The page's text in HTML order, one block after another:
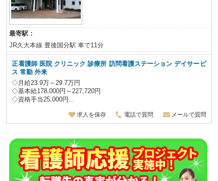
最寄駅：
JR久大本線 豊後国分駅 車で11分
正看護師 医院 クリニック 診療所 訪問看護ステーション デイサービ
ス 常勤 外来
◇月給23.9万～29.7万円
◇基本給178,000円～227,720円
◇資格手当25,000円...
求人を保存 電話で質問 メールで質問